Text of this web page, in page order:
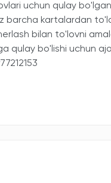
uchun qulay
barcha kartalardan
bilan to'lovni
qulay bo'lishi uchun